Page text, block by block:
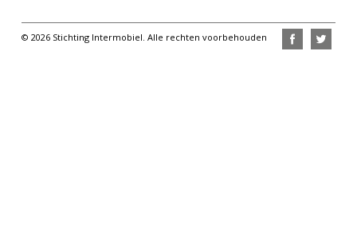
© 2026 Stichting Intermobiel. Alle rechten voorbehouden